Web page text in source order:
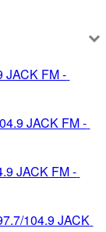
JACK FM -
JACK FM -
JACK FM -
104.9 JACK